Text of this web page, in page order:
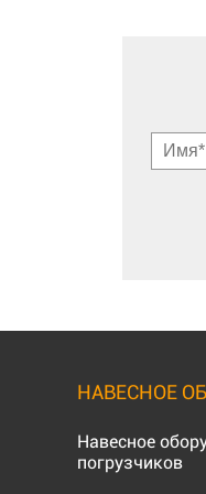
НАВЕСНОЕ
Навесное
погрузчиков